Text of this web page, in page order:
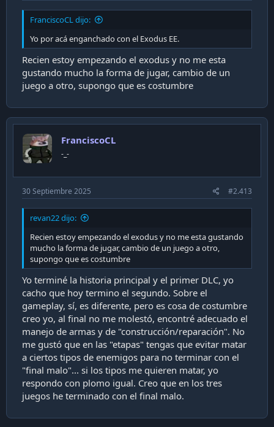
FranciscoCL dijo:
Yo por acá enganchado con el Exodus EE.
Recien estoy empezando el exodus y no me esta
gustando mucho la forma de jugar, cambio de un
juego a otro, supongo que es costumbre
FranciscoCL
-_-
30 Septiembre 2025 #2.413
revan22 dijo:
Recien estoy empezando el exodus y no me esta gustando
mucho la forma de jugar, cambio de un juego a otro,
supongo que es costumbre
Yo terminé la historia principal y el primer DLC, yo
cacho que hoy termino el segundo. Sobre el
gameplay, sí, es diferente, pero es cosa de costumbre
creo yo, al final no me molestó, encontré adecuado el
manejo de armas y de "construcción/reparación". No
me gustó que en las "etapas" tengas que evitar matar
a ciertos tipos de enemigos para no terminar con el
"final malo"... si los tipos me quieren matar, yo
respondo con plomo igual. Creo que en los tres
juegos he terminado con el final malo.